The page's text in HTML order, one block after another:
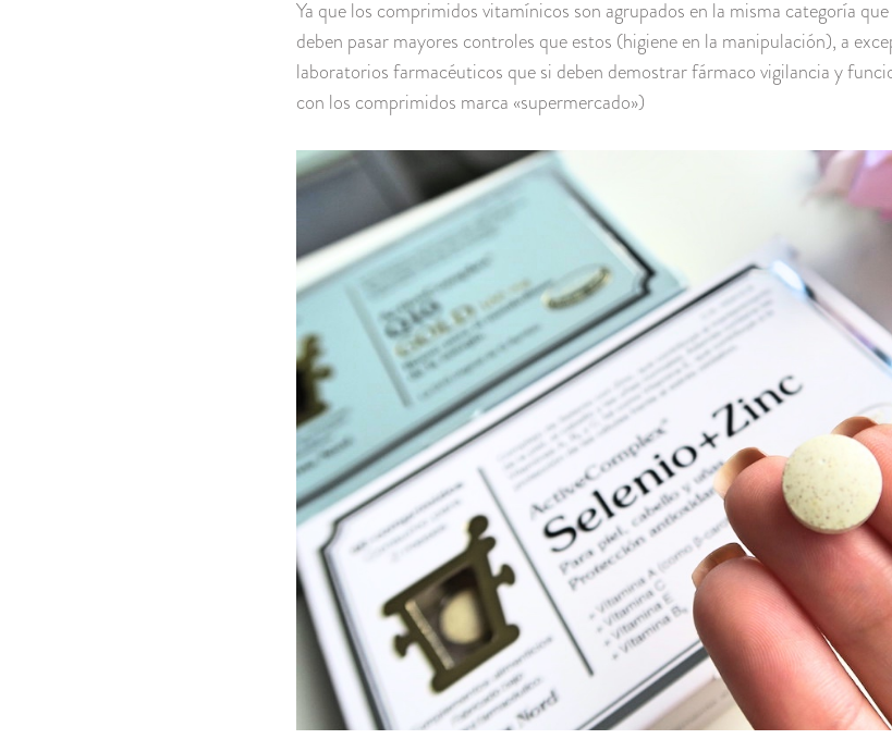
Ya que los comprimidos vitamínicos son agrupados en la misma categoría
deben pasar mayores controles que estos (higiene en la manipulación), a
laboratorios farmacéuticos que si deben demostrar fármaco vigilancia y
con los comprimidos marca «supermercado»)